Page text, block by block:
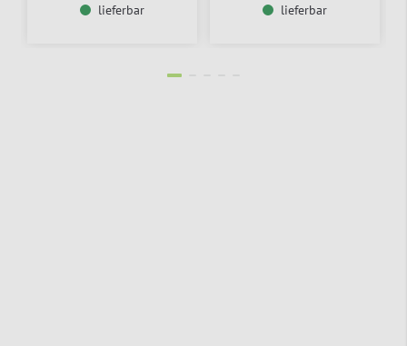
lieferbar lieferbar